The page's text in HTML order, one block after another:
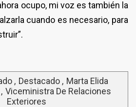
ocupo, mi voz es también la
cuando es necesario, para
Destacado
Marta Elida
Viceministra De Relaciones
Exteriores